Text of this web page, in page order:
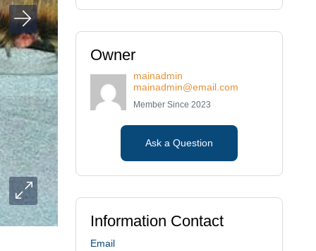
Owner
mainadmin
mainadmin@email.com
Member Since 2023
Ask a Question
Information Contact
Email